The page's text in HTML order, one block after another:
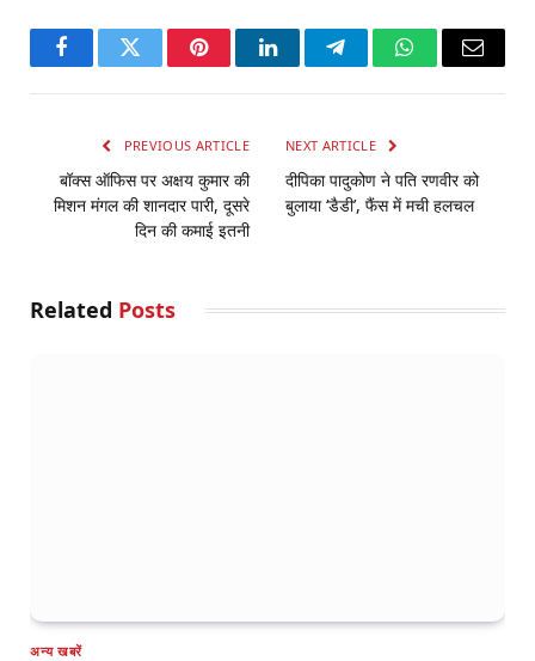
FacebookTwitter PinterestLinkedInTelegramWhatsApp
Email
PREVIOUS ARTICLE
बॉक्स ऑफिस पर अक्षय कुमार की
मिशन मंगल की शानदार पारी, दूसरे
दिन की कमाई इतनी
NEXT ARTICLE
दीपिका पादुकोण ने पति रणवीर को
बुलाया ‘डैडी’, फैंस में मची हलचल
Related Posts
अन्य खबरें